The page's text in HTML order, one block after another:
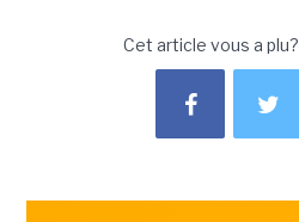
Cet article vous a plu?